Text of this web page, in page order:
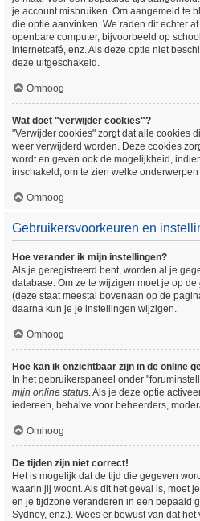
je account misbruiken. Om aangemeld te
die optie aanvinken. We raden dit echter
openbare computer, bijvoorbeeld op
internetcafé, enz. Als deze optie niet
deze uitgeschakeld.
Omhoog
Wat doet "verwijder cookies"?
"Verwijder cookies" zorgt dat alle cookies
weer verwijderd worden. Deze cookies
wordt en geven ook de mogelijkheid,
inschakeld, om te zien welke
Omhoog
Gebruikersvoorkeuren en
Hoe verander ik mijn instellingen?
Als je geregistreerd bent, worden al je
database. Om ze te wijzigen moet je op de
(deze staat meestal bovenaan op de
daarna kun je je instellingen wijzigen.
Omhoog
Hoe kan ik onzichtbaar zijn in de online
In het gebruikerspaneel onder
mijn online status. Als je deze optie
iedereen, behalve voor beheerders,
Omhoog
De tijden zijn niet correct!
Het is mogelijk dat de tijd die gegeven
waarin jij woont. Als dit het geval is, moet
en je tijdzone veranderen in een bepaald
Sydney, enz.). Wees er bewust van dat